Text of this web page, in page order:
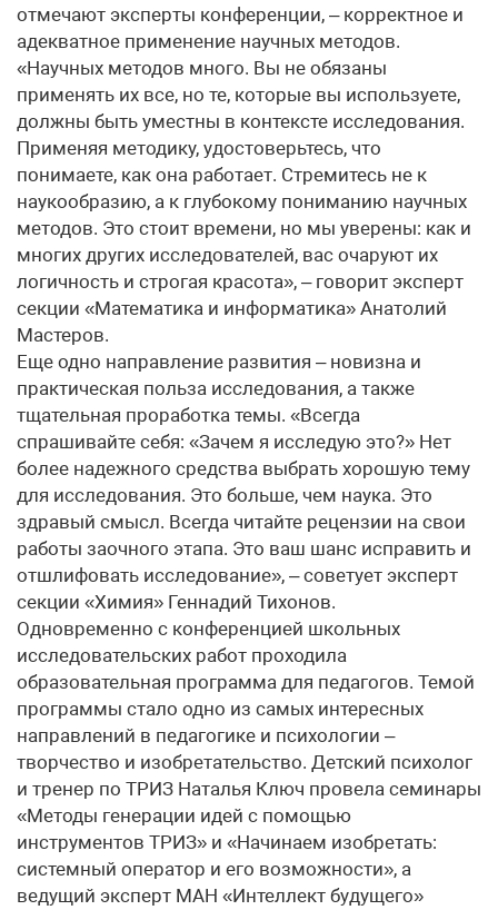
отмечают эксперты конференции, – корректное и
адекватное применение научных методов.
«Научных методов много. Вы не обязаны
применять их все, но те, которые вы используете,
должны быть уместны в контексте исследования.
Применяя методику, удостоверьтесь, что
понимаете, как она работает. Стремитесь не к
наукообразию, а к глубокому пониманию научных
методов. Это стоит времени, но мы уверены: как и
многих других исследователей, вас очаруют их
логичность и строгая красота», – говорит эксперт
секции «Математика и информатика» Анатолий
Мастеров.
Еще одно направление развития – новизна и
практическая польза исследования, а также
тщательная проработка темы. «Всегда
спрашивайте себя: «Зачем я исследую это?» Нет
более надежного средства выбрать хорошую тему
для исследования. Это больше, чем наука. Это
здравый смысл. Всегда читайте рецензии на свои
работы заочного этапа. Это ваш шанс исправить и
отшлифовать исследование», – советует эксперт
секции «Химия» Геннадий Тихонов.
Одновременно с конференцией школьных
исследовательских работ проходила
образовательная программа для педагогов. Темой
программы стало одно из самых интересных
направлений в педагогике и психологии –
творчество и изобретательство. Детский психолог
и тренер по ТРИЗ Наталья Ключ провела семинары
«Методы генерации идей с помощью
инструментов ТРИЗ» и «Начинаем изобретать:
системный оператор и его возможности», а
ведущий эксперт МАН «Интеллект будущего»